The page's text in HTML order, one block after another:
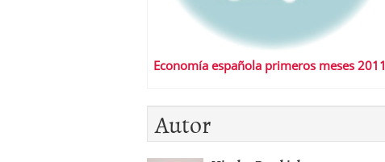
Economía española primeros meses 2011
Autor